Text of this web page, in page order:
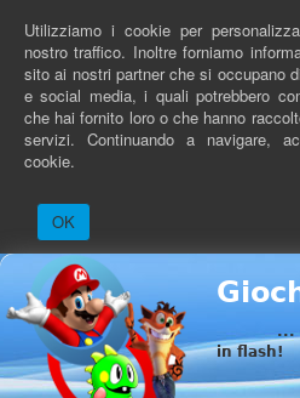
contenuto
principale
Utilizziamo i cookie per
nostro traffico. Inoltre forniamo
sito ai nostri partner che si occupano
e social media, i quali potrebbero
che hai fornito loro o che hanno
servizi. Continuando a navigare,
cookie.
OK
...
in flash!